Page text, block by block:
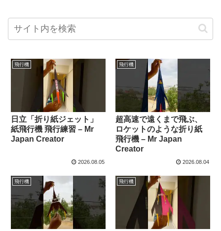
飛行機
日立「折り紙ジェット」
紙飛行機 飛行練習 – Mr
Japan Creator
2026.08.05
飛行機
超高速で遠くまで飛ぶ、
ロケットのような折り紙
飛行機 – Mr Japan
Creator
2026.08.04
飛行機 飛行機